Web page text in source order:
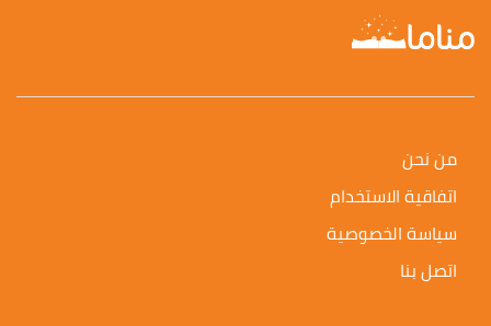
من نحن
اتفاقية الاستخدام
سياسة الخصوصية
اتصل بنا